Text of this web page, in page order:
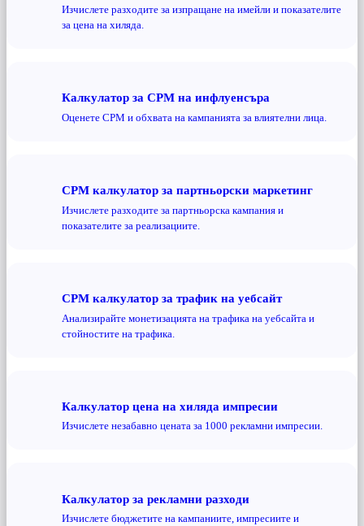
Изчислете разходите за изпращане на имейли и показателите
за цена на хиляда.
Калкулатор за CPM на инфлуенсъра
Оценете CPM и обхвата на кампанията за влиятелни лица.
CPM калкулатор за партньорски маркетинг
Изчислете разходите за партньорска кампания и
показателите за реализациите.
CPM калкулатор за трафик на уебсайт
Анализирайте монетизацията на трафика на уебсайта и
стойностите на трафика.
Калкулатор цена на хиляда импресии
Изчислете незабавно цената за 1000 рекламни импресии.
Калкулатор за рекламни разходи
Изчислете бюджетите на кампаниите, импресиите и